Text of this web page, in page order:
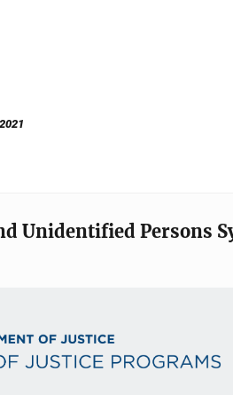
Unidentified Persons